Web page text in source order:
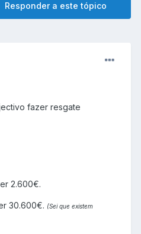
Responder a este tópico
fazer resgate
2.600€.
30.600€. (Sei que existem